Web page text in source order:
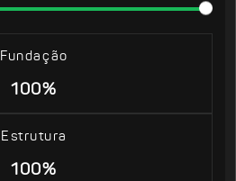
Fundação
100%
Estrutura
100%